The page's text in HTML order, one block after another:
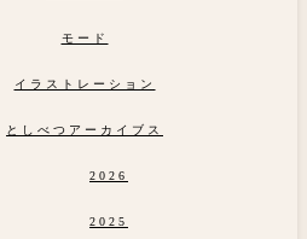
モード
イラストレーション
としべつアーカイブス
2026
2025